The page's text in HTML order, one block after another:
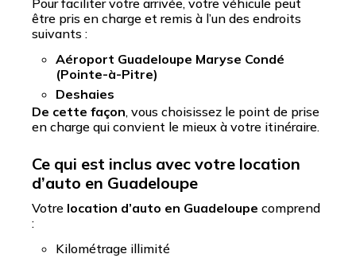
être pris en charge et remis à l’un des endroits
suivants :
Aéroport Guadeloupe Maryse Condé
(Pointe-à-Pitre)
Deshaies
De cette façon, vous choisissez le point de prise
en charge qui convient le mieux à votre itinéraire.
Ce qui est inclus avec votre location
d’auto en Guadeloupe
Votre location d’auto en Guadeloupe comprend
:
Kilométrage illimité